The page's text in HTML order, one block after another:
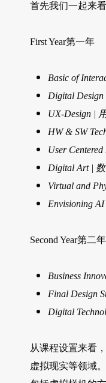
首先我们一起来
First Year第一年
Basic of
Digital
UX-Design |
HW & SW
User
Digital Art |
Virtual and
Envisioning
Second Year第二年
Business
Final Design
Digital
从课程设置来看
虚拟现实等领域